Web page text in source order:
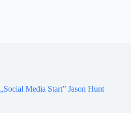
„Social Media Start” Jason Hunt